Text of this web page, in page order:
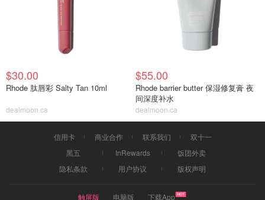
$30.00
Rhode 肽唇彩 Salty Tan 10ml
dealmoon.ca
$55.00
Rhode barrier butter 保湿修复膏 夜
间深度补水
dealmoon.ca
信用卡 商业合作 联系我们
双十一
黑五
InRewards
饭团外卖
隐私条款
用户协议 版权声明
触屏版 电脑版 下载App